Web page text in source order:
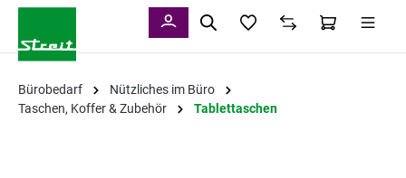
Bürobedarf
Nützliches im Büro
Taschen, Koffer & Zubehör
Tablettaschen